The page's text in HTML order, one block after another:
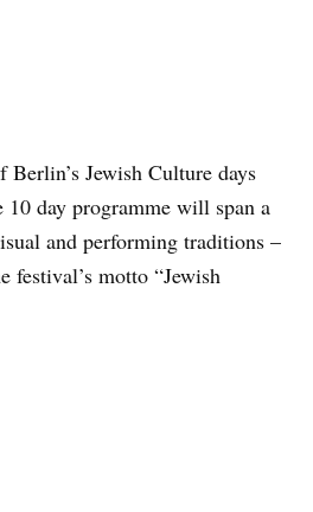
Jewish Culture days
10 day programme will span a
and performing traditions –
festival’s motto “Jewish